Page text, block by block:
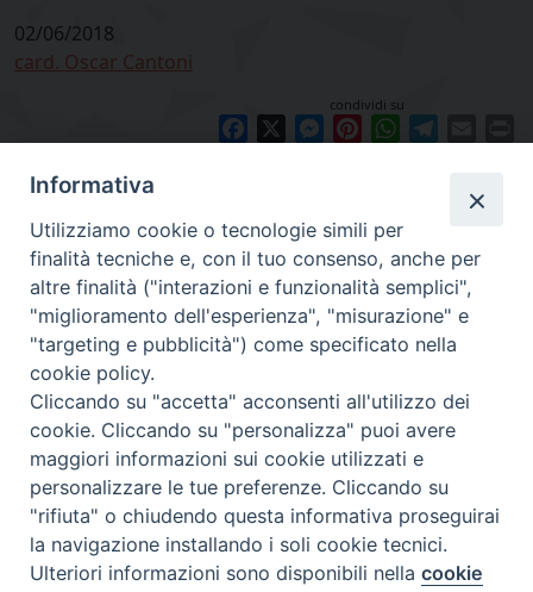
02/06/2018
card. Oscar Cantoni
condividi su
Facebook Messenger
PinterestWhatsApp
Diocesi
di Como
Diocesi di Como | piazza Grimoldi, 5
Informativa
Utilizziamo cookie o tecnologie simili per
finalità tecniche e, con il tuo consenso, anche per
altre finalità ("interazioni e funzionalità semplici",
"miglioramento dell'esperienza", "misurazione" e
"targeting e pubblicità") come specificato nella
cookie policy.
Cliccando su "accetta" acconsenti all'utilizzo dei
cookie. Cliccando su "personalizza" puoi avere
maggiori informazioni sui cookie utilizzati e
personalizzare le tue preferenze. Cliccando su
"rifiuta" o chiudendo questa informativa proseguirai
la navigazione installando i soli cookie tecnici.
Ulteriori informazioni sono disponibili nellacookie